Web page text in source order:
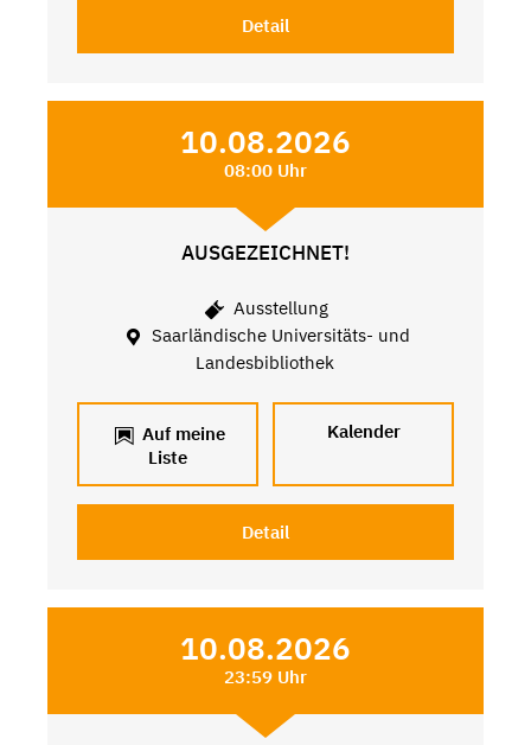
Detail
10.08.2026
08:00 Uhr
AUSGEZEICHNET!
Ausstellung
Saarländische Universitäts- und
Landesbibliothek
Auf meine
Liste
Kalender
Detail
10.08.2026
23:59 Uhr